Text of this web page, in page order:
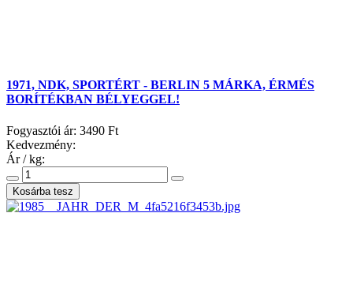
1971, NDK, SPORTÉRT - BERLIN 5 MÁRKA, ÉRMÉS
BORÍTÉKBAN BÉLYEGGEL!
Fogyasztói ár: 3490 Ft
Kedvezmény:
Ár / kg: